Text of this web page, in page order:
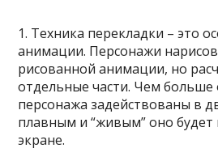
1. Техника перекладки – это
анимации. Персонажи
рисованной анимации, но
отдельные части. Чем больше
персонажа задействованы в
плавным и “живым” оно будет
экране.